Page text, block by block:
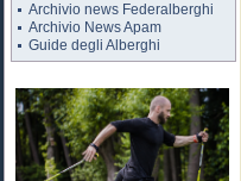
Archivio news Federalberghi
Archivio News Apam
Guide degli Alberghi